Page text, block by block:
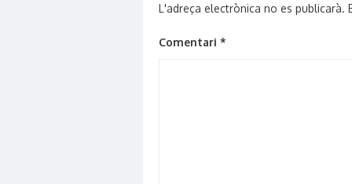
L'adreça electrònica no es publicarà.
Comentari *